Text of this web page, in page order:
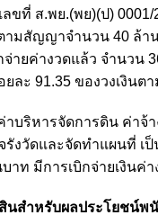
ขที่ ส.พย.(พย)(ป)
ตามสัญญาจำนวน 40 ล้
จ่ายค่างวดแล้ว จำนวน
ยละ 91.35 ของวงเงิน
าบริหารจัดการดิน ค่าจ้า
งวัดและจัดทำแผนที่ เป็
าท มีการเบิกจ่ายเงินค่
สำหรับผลประโยชน์พ